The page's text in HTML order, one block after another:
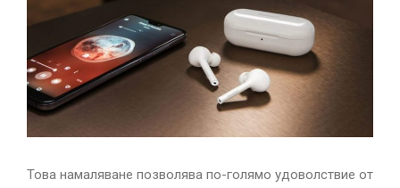
Това намаляване позволява по-голямо удоволствие от